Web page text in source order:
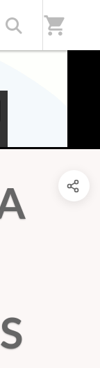
shopping_cart